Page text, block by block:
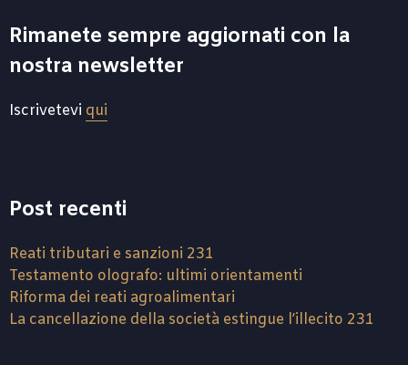
Rimanete sempre aggiornati con la
nostra newsletter
Iscrivetevi qui
Post recenti
Reati tributari e sanzioni 231
Testamento olografo: ultimi orientamenti
Riforma dei reati agroalimentari
La cancellazione della società estingue l’illecito 231